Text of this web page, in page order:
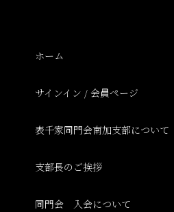
ホーム
サインイン / 会員ページ
表千家同門会南加支部について
支部長のご挨拶
同門会 入会について